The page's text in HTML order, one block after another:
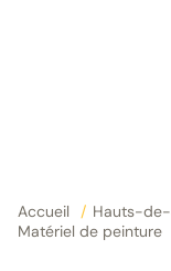
Accueil / Hauts-de-
Matériel de peinture